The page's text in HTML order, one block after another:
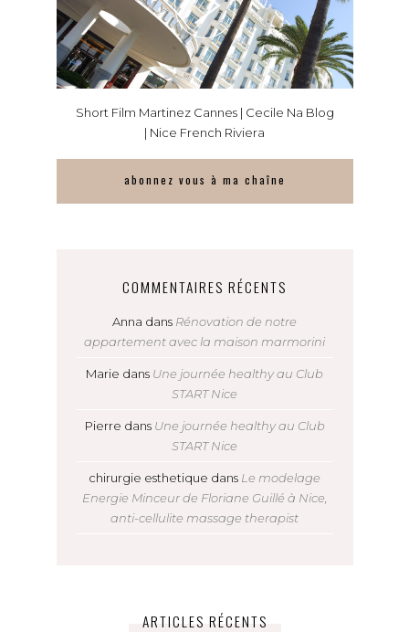
Short Film Martinez Cannes | Cecile Na Blog
| Nice French Riviera
abonnez vous à ma chaîne
COMMENTAIRES RÉCENTS
Anna dans Rénovation de notre
appartement avec la maison marmorini
Marie dans Une journée healthy au Club
START Nice
Pierre dans Une journée healthy au Club
START Nice
chirurgie esthetique dans Le modelage
Energie Minceur de Floriane Guillé à Nice,
anti-cellulite massage therapist
ARTICLES RÉCENTS